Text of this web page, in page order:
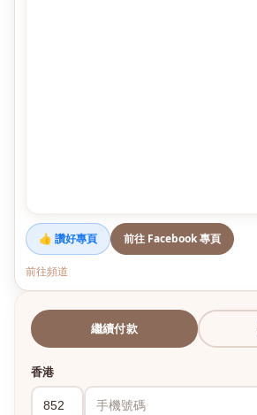
👍 讚好專頁 前往 Facebook 專頁
前往頻道
繼續付款
香港